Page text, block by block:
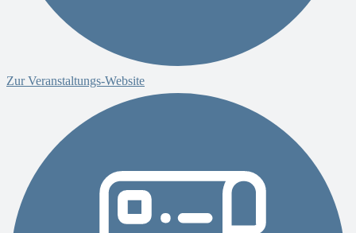
Zur Veranstaltungs-Website